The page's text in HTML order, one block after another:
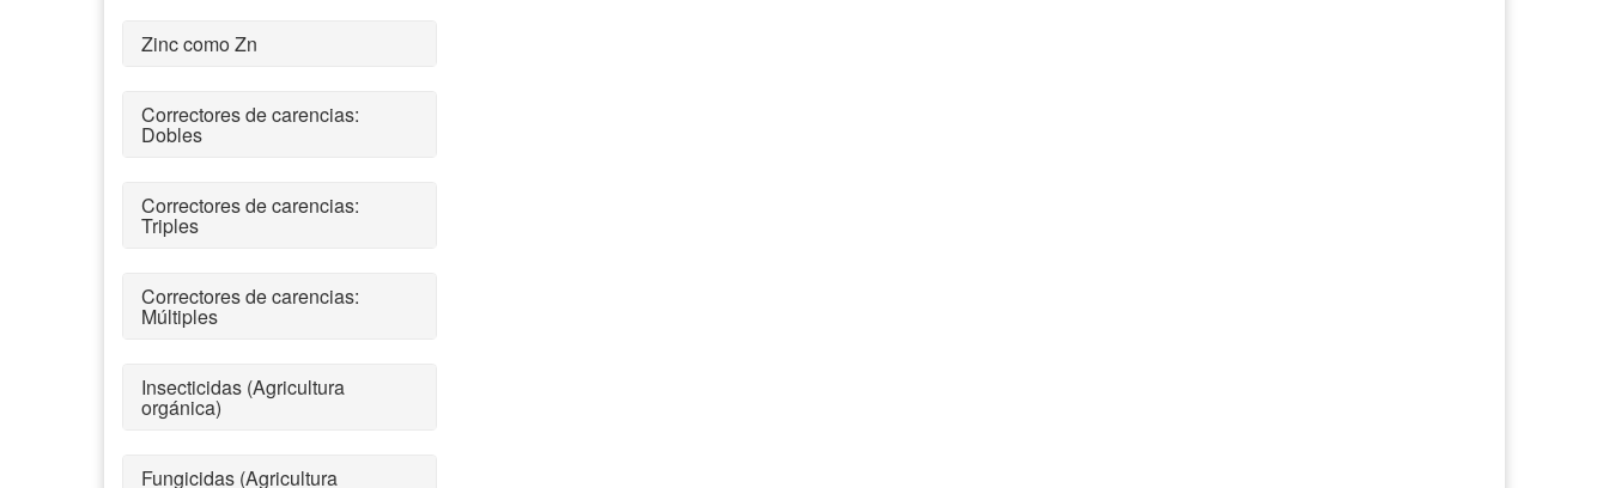
Zinc como Zn
Correctores de carencias:
Dobles
Correctores de carencias:
Triples
Correctores de carencias:
Múltiples
Insecticidas (Agricultura
orgánica)
Fungicidas (Agricultura